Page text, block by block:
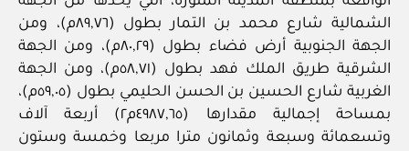
الشمالية شارع محمد بن التمار بطول (٨٩,٧٦م)، ومن
الجهة الجنوبية أرض فضاء بطول (٨٠,٢٩م)، ومن الجهة
الشرقية طريق الملك فهد بطول (٥٨,٧١م)، ومن الجهة
الغربية شارع الحسين بن الحسن الحليمي بطول (٥٩,٠٥م)،
بمساحة إجمالية مقدارها (٤٩٨٧,٦٥م٢) أربعة آلاف
وتسعمائة وسبعة وثمانون مترا مربعا وخمسة وستون